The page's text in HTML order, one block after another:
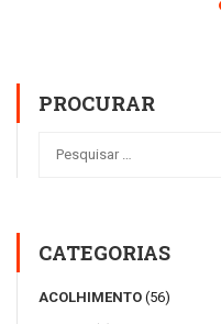
PROCURAR
CATEGORIAS
ACOLHIMENTO (56)